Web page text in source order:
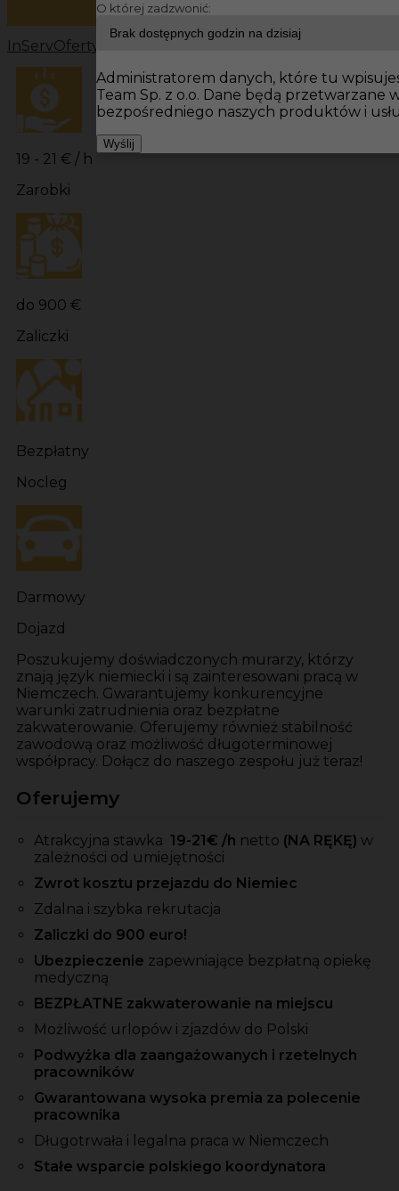
InServOferty pracy Prace budowlane Niemcy
19 - 21 € / h
Zarobki
do 900 €
Zaliczki
Bezpłatny
Nocleg
Darmowy
Dojazd
Poszukujemy doświadczonych murarzy, którzy
znają język niemiecki i są zainteresowani pracą w
Niemczech. Gwarantujemy konkurencyjne
warunki zatrudnienia oraz bezpłatne
zakwaterowanie. Oferujemy również stabilność
zawodową oraz możliwość długoterminowej
współpracy. Dołącz do naszego zespołu już teraz!
Oferujemy
Atrakcyjna stawka 19-21 € /h netto (NA RĘKĘ) w
zależności od umiejętności
Zwrot kosztu przejazdu do Niemiec
Zdalna i szybka rekrutacja
Zaliczki do 900 euro!
Ubezpieczenie zapewniające bezpłatną opiekę
medyczną
BEZPŁATNE zakwaterowanie na miejscu
Możliwość urlopów i zjazdów do Polski
Podwyżka dla zaangażowanych i rzetelnych
pracowników
Gwarantowana wysoka premia za polecenie
pracownika
Długotrwała i legalna praca w Niemczech
Stałe wsparcie polskiego koordynatora
O której zadzwonić:
Administratorem danych, które tu
Team Sp. z o.o. Dane będą przetwarzane
bezpośredniego naszych produktów i
Wyślij